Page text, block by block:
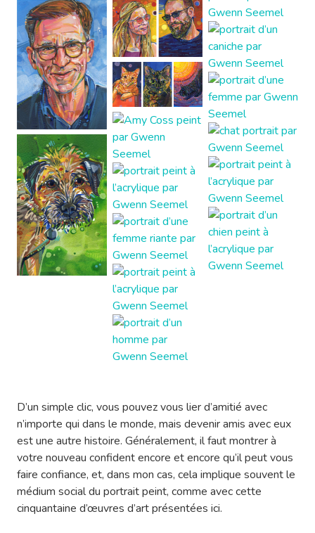
D’un simple clic, vous pouvez vous lier d’amitié avec
n’importe qui dans le monde, mais devenir amis avec eux
est une autre histoire. Généralement, il faut montrer à
votre nouveau confident encore et encore qu’il peut vous
faire confiance, et, dans mon cas, cela implique souvent le
médium social du portrait peint, comme avec cette
cinquantaine d’œuvres d’art présentées ici.